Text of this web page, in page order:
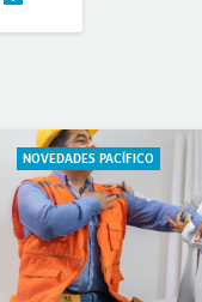
NOVEDADES PACÍFICO